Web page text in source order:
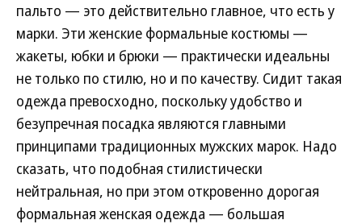
пальто — это действительно главное, что есть у
марки. Эти женские формальные костюмы —
жакеты, юбки и брюки — практически идеальны
не только по стилю, но и по качеству. Сидит такая
одежда превосходно, поскольку удобство и
безупречная посадка являются главными
принципами традиционных мужских марок. Надо
сказать, что подобная стилистически
нейтральная, но при этом откровенно дорогая
формальная женская одежда — большая